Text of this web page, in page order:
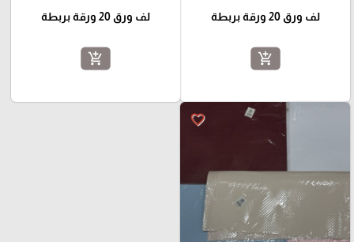
لف ورق 20 ورقة بربطة
add_shopping_cart
لف ورق 20 ورقة بربطة
add_shopping_cart
favorite_border